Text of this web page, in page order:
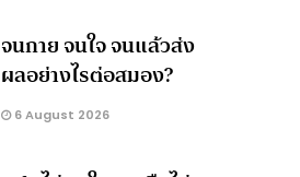
จนกาย จนใจ จนแล้วส่ง
ผลอย่างไรต่อสมอง?
6 August 2026